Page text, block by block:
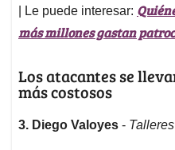
| Le puede interesar:
más millones gastan
Los atacantes se
más costosos
3. Diego Valoyes -